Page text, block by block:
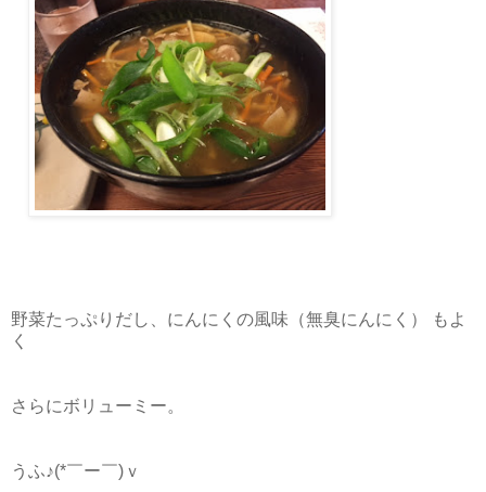
野菜たっぷりだし、にんにくの風味（無臭にんにく） もよ
く
さらにボリューミー。
うふ♪(*￣ー￣)ｖ